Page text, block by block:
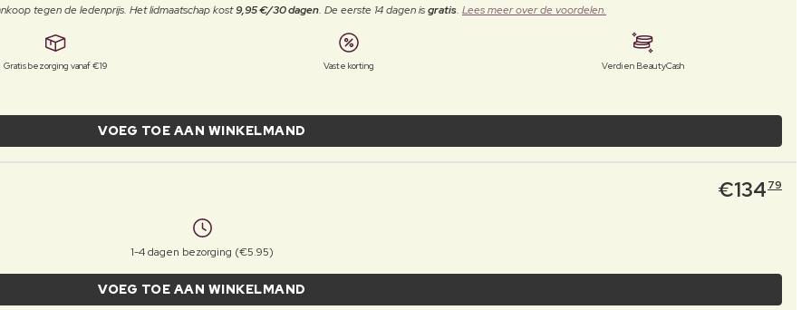
tegen de ledenprijs. Het lidmaatschap kost9,95 €/30 dagen. De eerste 14 dagen isgratis. Lees meer over de voordelen.
Gratis bezorging vanaf €19 Vaste korting Verdien BeautyCash
VOEG TOE AAN WINKELMAND
€134 79
1-4 dagen bezorging (€5.95)
VOEG TOE AAN WINKELMAND